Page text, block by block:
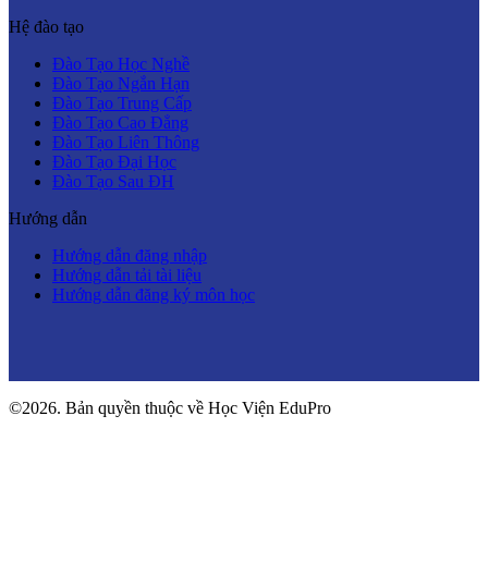
Hệ đào tạo
Đào Tạo Học Nghề
Đào Tạo Ngắn Hạn
Đào Tạo Trung Cấp
Đào Tạo Cao Đẳng
Đào Tạo Liên Thông
Đào Tạo Đại Học
Đào Tạo Sau ĐH
Hướng dẫn
Hướng dẫn đăng nhập
Hướng dẫn tải tài liệu
Hướng dẫn đăng ký môn học
©2026. Bản quyền thuộc về Học Viện EduPro